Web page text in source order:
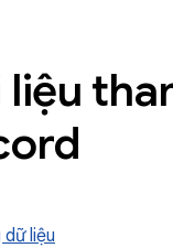
liệu
dữ liệu